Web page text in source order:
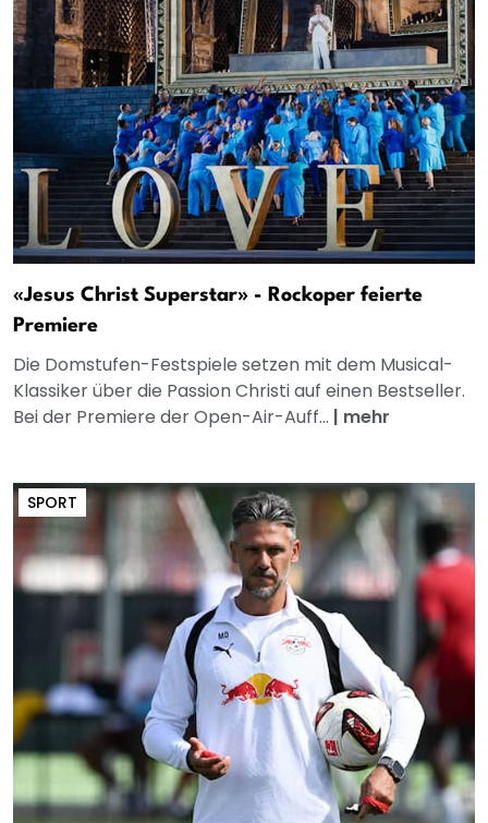
«Jesus Christ Superstar» - Rockoper feierte
Premiere
Die Domstufen-Festspiele setzen mit dem Musical-
Klassiker über die Passion Christi auf einen Bestseller.
Bei der Premiere der Open-Air-Auff... | mehr
SPORT